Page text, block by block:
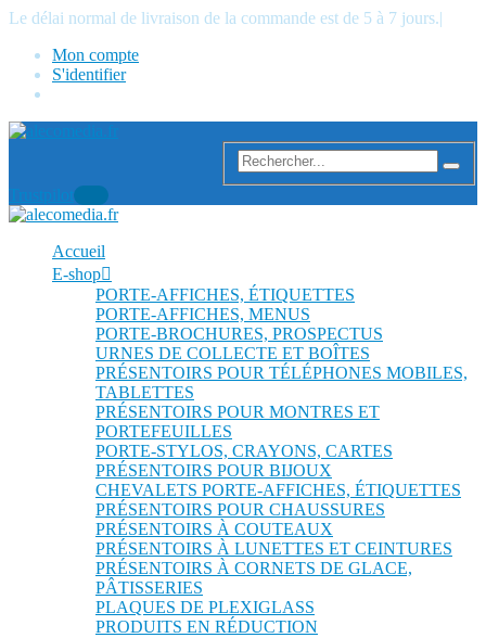
Le délai normal de livraison de la commande est de 5 à 7 jours.|
Mon compte
S'identifier
Trustpilot
Accueil
E-shop
PORTE-AFFICHES, ÉTIQUETTES
PORTE-AFFICHES, MENUS
PORTE-BROCHURES, PROSPECTUS
URNES DE COLLECTE ET BOÎTES
PRÉSENTOIRS POUR TÉLÉPHONES MOBILES,
TABLETTES
PRÉSENTOIRS POUR MONTRES ET
PORTEFEUILLES
PORTE-STYLOS, CRAYONS, CARTES
PRÉSENTOIRS POUR BIJOUX
CHEVALETS PORTE-AFFICHES, ÉTIQUETTES
PRÉSENTOIRS POUR CHAUSSURES
PRÉSENTOIRS À COUTEAUX
PRÉSENTOIRS À LUNETTES ET CEINTURES
PRÉSENTOIRS À CORNETS DE GLACE,
PÂTISSERIES
PLAQUES DE PLEXIGLASS
PRODUITS EN RÉDUCTION